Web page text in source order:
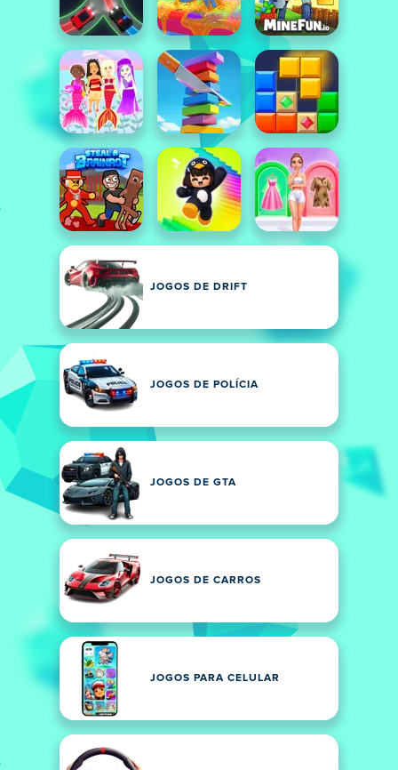
JOGOS DE DRIFT
JOGOS DE POLÍCIA
JOGOS DE GTA
JOGOS DE CARROS
JOGOS PARA CELULAR